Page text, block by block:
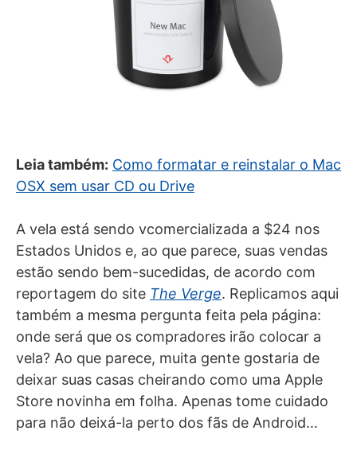
Leia também: Como formatar e reinstalar o Mac
OSX sem usar CD ou Drive
A vela está sendo vcomercializada a $24 nos
Estados Unidos e, ao que parece, suas vendas
estão sendo bem-sucedidas, de acordo com
reportagem do site The Verge. Replicamos aqui
também a mesma pergunta feita pela página:
onde será que os compradores irão colocar a
vela? Ao que parece, muita gente gostaria de
deixar suas casas cheirando como uma Apple
Store novinha em folha. Apenas tome cuidado
para não deixá-la perto dos fãs de Android…